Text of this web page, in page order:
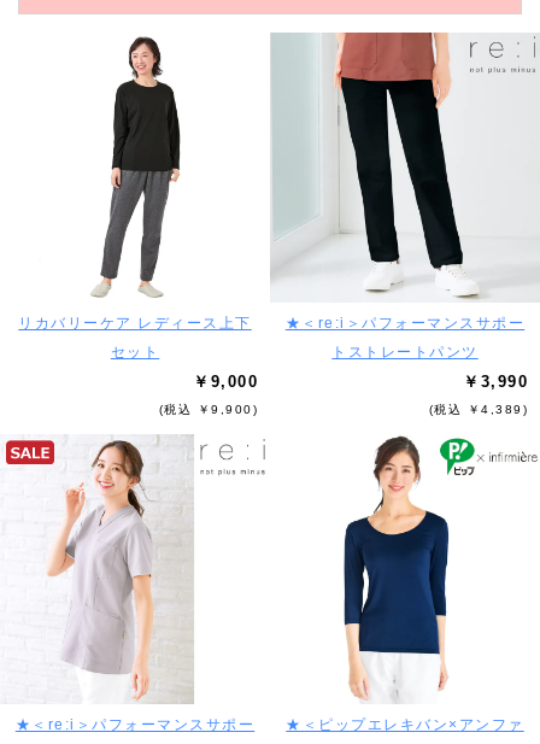
リカバリーケア レディース上下
セット
￥9,000
(税込 ￥9,900)
★＜re:i＞パフォーマンスサポー
トストレートパンツ
￥3,990
(税込 ￥4,389)
★＜re:i＞パフォーマンスサポー
★＜ピップエレキバン×アンファ